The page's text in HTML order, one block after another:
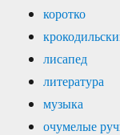
коротко
лисапед
литература
музыка
очумелые